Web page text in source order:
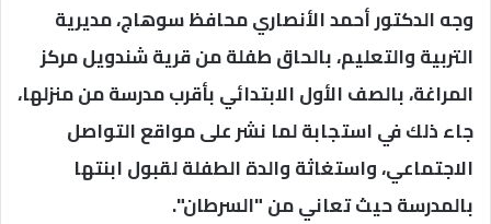
وجه الدكتور أحمد الأنصاري محافظ سوهاج، مديرية
التربية والتعليم، بالحاق طفلة من قرية شندويل مركز
المراغة، بالصف الأول الابتدائي بأقرب مدرسة من منزلها،
جاء ذلك في استجابة لما نشر على مواقع التواصل
الاجتماعي، واستغاثة والدة الطفلة لقبول ابنتها
بالمدرسة حيث تعاني من "السرطان".